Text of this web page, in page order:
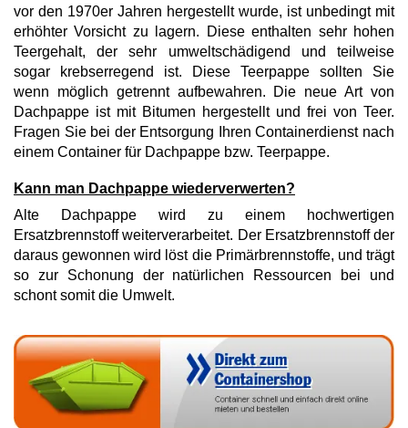
vor den 1970er Jahren hergestellt wurde, ist unbedingt mit
erhöhter Vorsicht zu lagern. Diese enthalten sehr hohen
Teergehalt, der sehr umweltschädigend und teilweise
sogar krebserregend ist. Diese Teerpappe sollten Sie
wenn möglich getrennt aufbewahren. Die neue Art von
Dachpappe ist mit Bitumen hergestellt und frei von Teer.
Fragen Sie bei der Entsorgung Ihren Containerdienst nach
einem Container für Dachpappe bzw. Teerpappe.
Kann man Dachpappe wiederverwerten?
Alte Dachpappe wird zu einem hochwertigen
Ersatzbrennstoff weiterverarbeitet. Der Ersatzbrennstoff der
daraus gewonnen wird löst die Primärbrennstoffe, und trägt
so zur Schonung der natürlichen Ressourcen bei und
schont somit die Umwelt.